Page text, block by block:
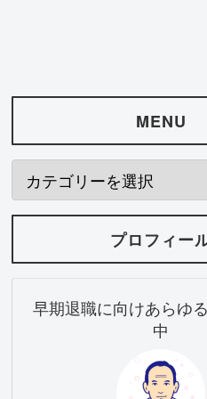
MENU
プロフィー
早期退職に向けあらゆ
中